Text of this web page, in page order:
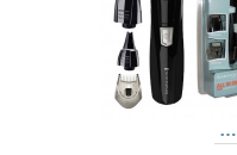
ريمنجتون (PG180) ماكينة حلاقة و تهذيب شعر الجسم و الرأس